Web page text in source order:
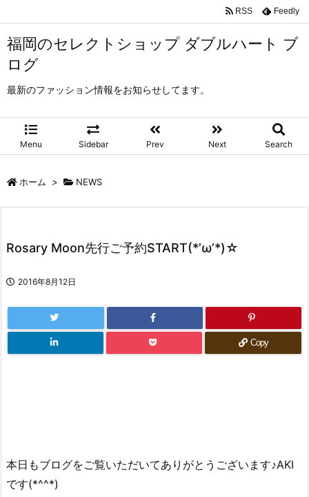
福岡のセレクトショップ ダブルハート ブ
ログ
最新のファッション情報をお知らせしてます。
Menu Sidebar Prev Next Search
RSS Feedly
ホーム > NEWS
Rosary Moon先行ご予約START(*’ω’*)☆
2016年8月12日
Copy
本日もブログをご覧いただいてありがとうございます♪AKI
です(*^^*)